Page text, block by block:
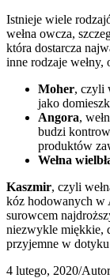
Istnieje wiele
wełna owcza,
która dostarcza
inne rodzaje
Moher, czyli
jako
Angora,
budzi
produktów
Wełna
Kaszmir, czyli
kóz hodowanych w
surowcem
niezwykle miękkie,
przyjemne w dotyku
4 lutego, 2020/